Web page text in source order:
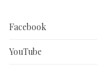
Facebook
YouTube